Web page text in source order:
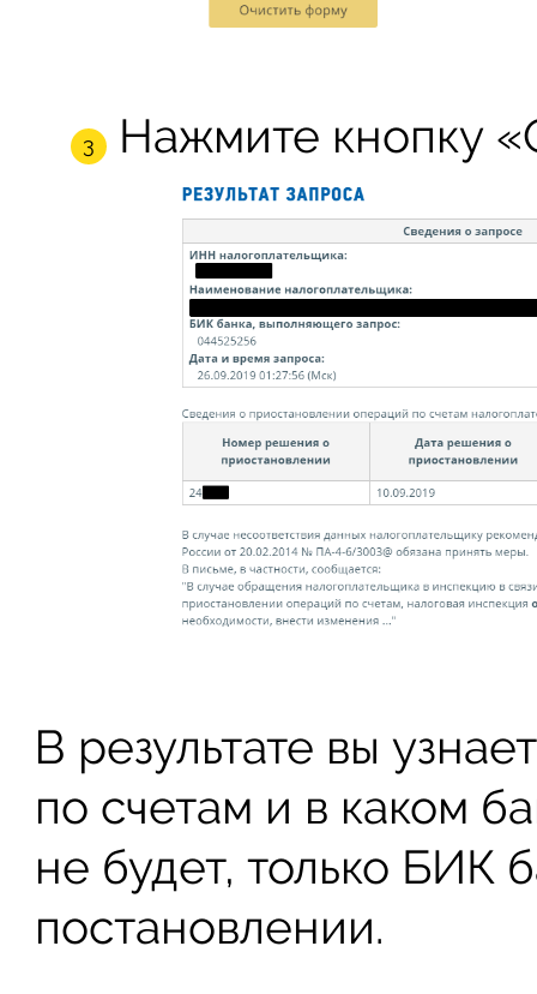
Нажмите кнопку
В результате вы
по счетам и в каком
не будет, только БИК
постановлении.